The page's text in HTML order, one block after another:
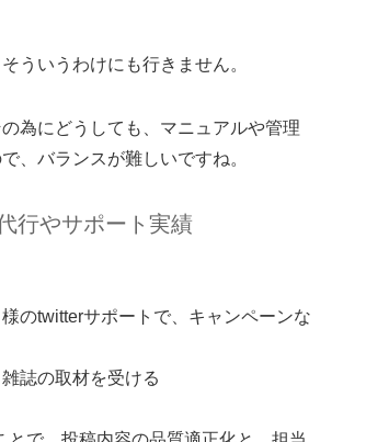
ういうわけにも行きません。
為にどうしても、マニュアルや管理
、バランスが難しいですね。
行やサポート実績
のtwitterサポートで、キャンペーンな
誌の取材を受ける